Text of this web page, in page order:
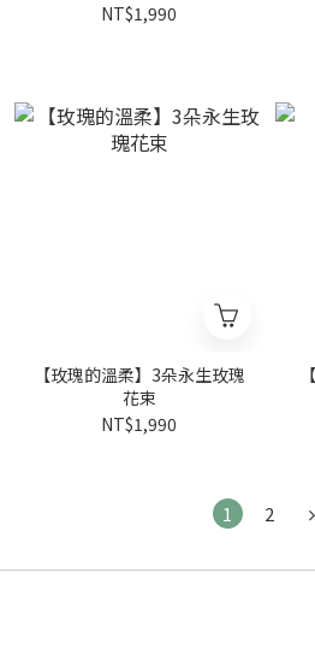
NT$1,990
【玫瑰的溫柔】3朵永生玫瑰
花束
NT$1,990
1 2